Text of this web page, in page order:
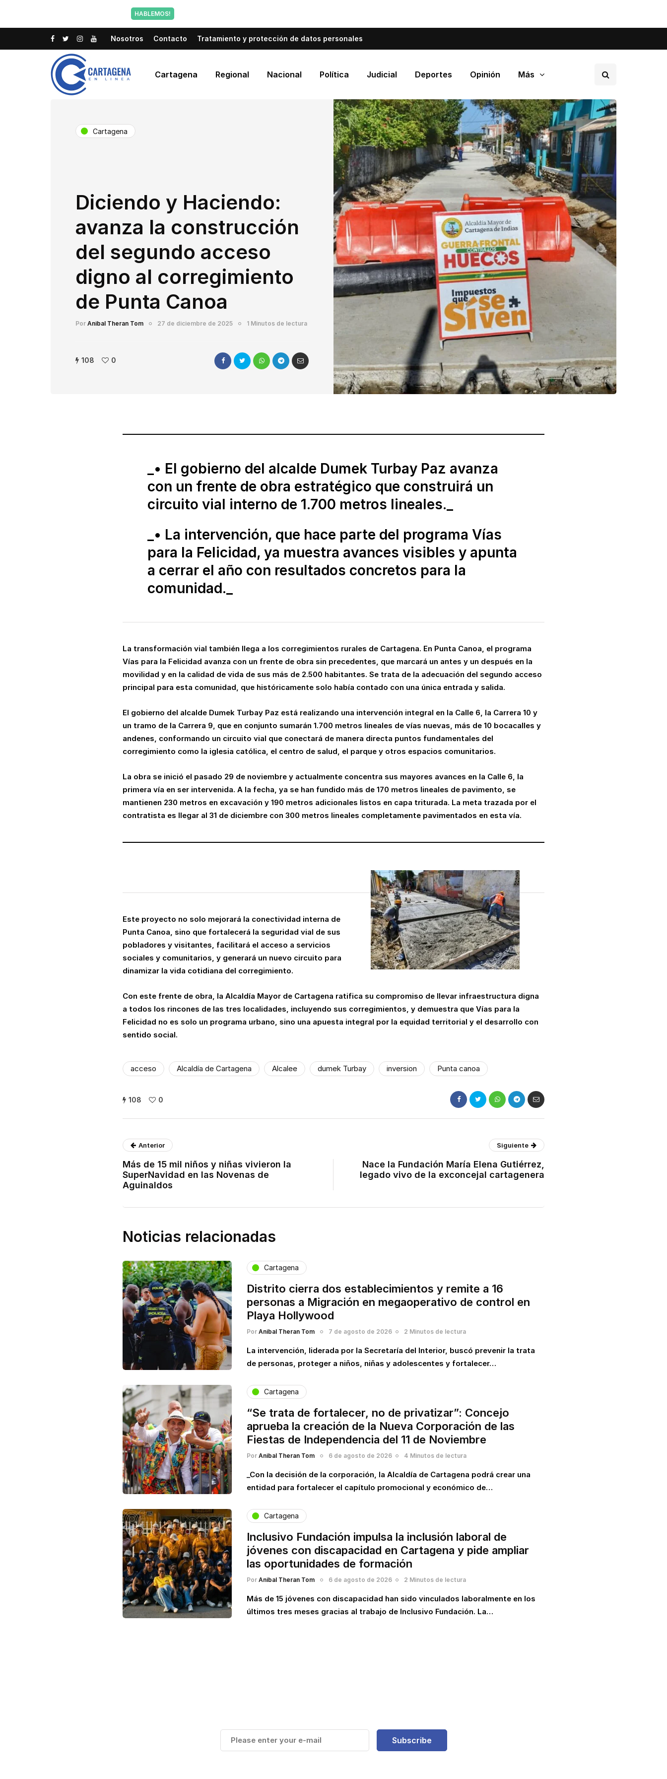
HABLEMOS!
Nosotros Contacto Tratamiento y protección de datos personales
Cartagena Regional Nacional Política Judicial Deportes Opinión Más
Cartagena
Diciendo y Haciendo:
avanza la construcción
del segundo acceso
digno al corregimiento
de Punta Canoa
Por Anibal Theran Tom 27 de diciembre de 2025 1 Minutos de lectura
108 0
_• El gobierno del alcalde Dumek Turbay Paz avanza
con un frente de obra estratégico que construirá un
circuito vial interno de 1.700 metros lineales._
_• La intervención, que hace parte del programa Vías
para la Felicidad, ya muestra avances visibles y apunta
a cerrar el año con resultados concretos para la
comunidad._
La transformación vial también llega a los corregimientos rurales de Cartagena. En Punta Canoa, el programa
Vías para la Felicidad avanza con un frente de obra sin precedentes, que marcará un antes y un después en la
movilidad y en la calidad de vida de sus más de 2.500 habitantes. Se trata de la adecuación del segundo acceso
principal para esta comunidad, que históricamente solo había contado con una única entrada y salida.
El gobierno del alcalde Dumek Turbay Paz está realizando una intervención integral en la Calle 6, la Carrera 10 y
un tramo de la Carrera 9, que en conjunto sumarán 1.700 metros lineales de vías nuevas, más de 10 bocacalles y
andenes, conformando un circuito vial que conectará de manera directa puntos fundamentales del
corregimiento como la iglesia católica, el centro de salud, el parque y otros espacios comunitarios.
La obra se inició el pasado 29 de noviembre y actualmente concentra sus mayores avances en la Calle 6, la
primera vía en ser intervenida. A la fecha, ya se han fundido más de 170 metros lineales de pavimento, se
mantienen 230 metros en excavación y 190 metros adicionales listos en capa triturada. La meta trazada por el
contratista es llegar al 31 de diciembre con 300 metros lineales completamente pavimentados en esta vía.
Este proyecto no solo mejorará la conectividad interna de
Punta Canoa, sino que fortalecerá la seguridad vial de sus
pobladores y visitantes, facilitará el acceso a servicios
sociales y comunitarios, y generará un nuevo circuito para
dinamizar la vida cotidiana del corregimiento.
Con este frente de obra, la Alcaldía Mayor de Cartagena ratifica su compromiso de llevar infraestructura digna
a todos los rincones de las tres localidades, incluyendo sus corregimientos, y demuestra que Vías para la
Felicidad no es solo un programa urbano, sino una apuesta integral por la equidad territorial y el desarrollo con
sentido social.
acceso Alcaldía de Cartagena Alcalee dumek Turbay inversion Punta canoa
108 0
Anterior
Más de 15 mil niños y niñas vivieron la
SuperNavidad en las Novenas de
Aguinaldos
Siguiente
Nace la Fundación María Elena Gutiérrez,
legado vivo de la exconcejal cartagenera
Noticias relacionadas
Cartagena
Distrito cierra dos establecimientos y remite a 16
personas a Migración en megaoperativo de control en
Playa Hollywood
Por Anibal Theran Tom 7 de agosto de 2026 2 Minutos de lectura
La intervención, liderada por la Secretaría del Interior, buscó prevenir la trata
de personas, proteger a niños, niñas y adolescentes y fortalecer…
Cartagena
“Se trata de fortalecer, no de privatizar”: Concejo
aprueba la creación de la Nueva Corporación de las
Fiestas de Independencia del 11 de Noviembre
Por Anibal Theran Tom 6 de agosto de 2026 4 Minutos de lectura
_Con la decisión de la corporación, la Alcaldía de Cartagena podrá crear una
entidad para fortalecer el capítulo promocional y económico de…
Cartagena
Inclusivo Fundación impulsa la inclusión laboral de
jóvenes con discapacidad en Cartagena y pide ampliar
las oportunidades de formación
Por Anibal Theran Tom 6 de agosto de 2026 2 Minutos de lectura
Más de 15 jóvenes con discapacidad han sido vinculados laboralmente en los
últimos tres meses gracias al trabajo de Inclusivo Fundación. La…
Subscribe